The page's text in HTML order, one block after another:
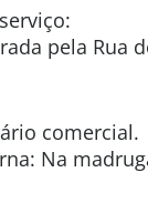
pela Rua
comercial.
Na